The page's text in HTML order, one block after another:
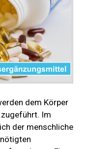
dem Körper
zugeführt. Im
der menschliche